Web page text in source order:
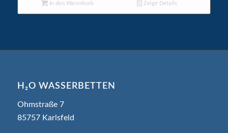
In den Warenkorb Zeige Details
H₂O WASSERBETTEN
Ohmstraße 7
85757 Karlsfeld